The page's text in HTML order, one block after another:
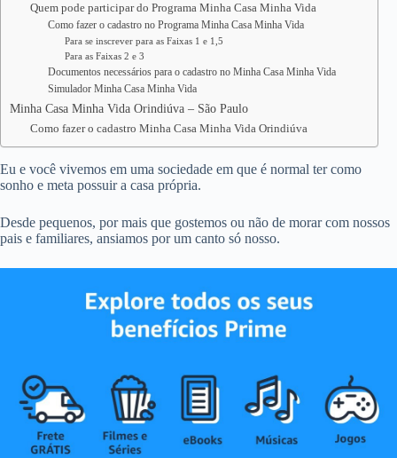
Quem pode participar do Programa Minha Casa Minha Vida
Como fazer o cadastro no Programa Minha Casa Minha Vida
Para se inscrever para as Faixas 1 e 1,5
Para as Faixas 2 e 3
Documentos necessários para o cadastro no Minha Casa Minha Vida
Simulador Minha Casa Minha Vida
Minha Casa Minha Vida Orindiúva – São Paulo
Como fazer o cadastro Minha Casa Minha Vida Orindiúva
Eu e você vivemos em uma sociedade em que é normal ter como
sonho e meta possuir a casa própria.
Desde pequenos, por mais que gostemos ou não de morar com nossos
pais e familiares, ansiamos por um canto só nosso.